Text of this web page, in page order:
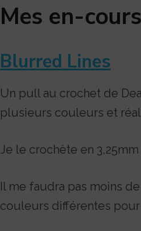
Mes en-cours
Blurred Lines
Un pull au crochet de
plusieurs couleurs et
Je le crochète en
Il me faudra pas moins
couleurs différentes pour